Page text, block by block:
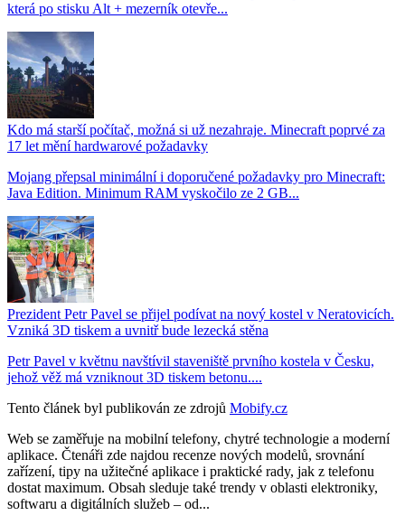
která po stisku Alt + mezerník otevře...
Kdo má starší počítač, možná si už nezahraje. Minecraft poprvé za
17 let mění hardwarové požadavky
Mojang přepsal minimální i doporučené požadavky pro Minecraft:
Java Edition. Minimum RAM vyskočilo ze 2 GB...
Prezident Petr Pavel se přijel podívat na nový kostel v Neratovicích.
Vzniká 3D tiskem a uvnitř bude lezecká stěna
Petr Pavel v květnu navštívil staveniště prvního kostela v Česku,
jehož věž má vzniknout 3D tiskem betonu....
Tento článek byl publikován ze zdrojů Mobify.cz
Web se zaměřuje na mobilní telefony, chytré technologie a moderní
aplikace. Čtenáři zde najdou recenze nových modelů, srovnání
zařízení, tipy na užitečné aplikace i praktické rady, jak z telefonu
dostat maximum. Obsah sleduje také trendy v oblasti elektroniky,
softwaru a digitálních služeb – od...